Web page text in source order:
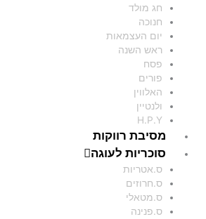
חג מולד
חנוכה
יום העצמאות
ראש השנה
פסח
פורים
האלווין
ולנטיין
H.P.Y
מסיבת רווקות
סוכריות לעוגה
ס.אטריות
ס.חרוזים
ס.מטאלי
ס.פנינה